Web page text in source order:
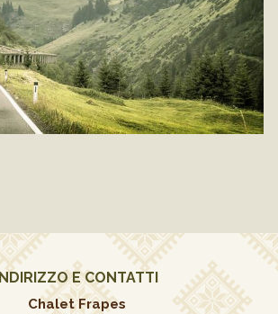
INDIRIZZO E CONTATTI
Chalet Frapes